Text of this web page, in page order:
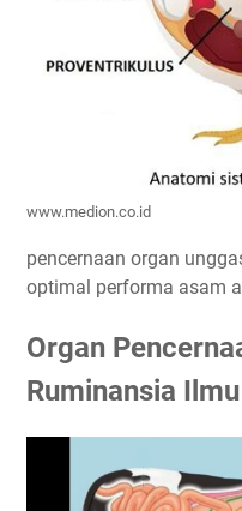
www.medion.co.id
pencernaan organ
optimal performa asam
Organ
Ruminansia